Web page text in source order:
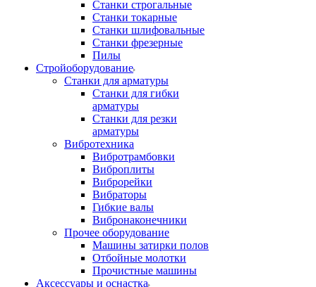
Станки строгальные
Станки токарные
Станки шлифовальные
Станки фрезерные
Пилы
Стройоборудование
Станки для арматуры
Станки для гибки
арматуры
Станки для резки
арматуры
Вибротехника
Вибротрамбовки
Виброплиты
Виброрейки
Вибраторы
Гибкие валы
Вибронаконечники
Прочее оборудование
Машины затирки полов
Отбойные молотки
Прочистные машины
Аксeccyapы и оснастка